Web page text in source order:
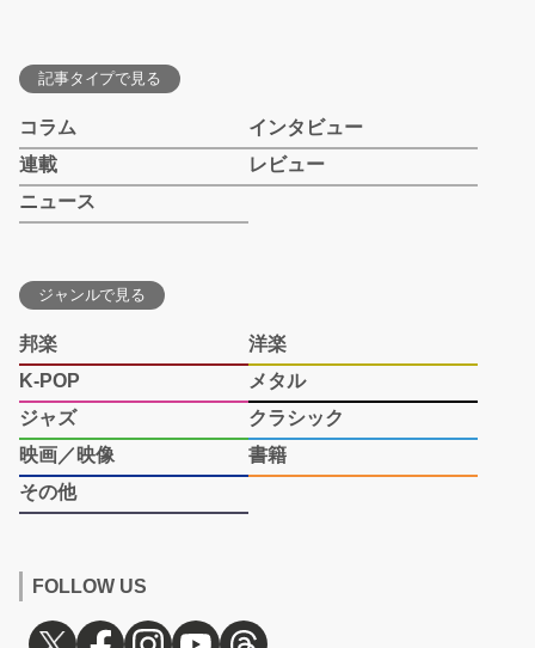
記事タイプで見る
コラム
インタビュー
連載
レビュー
ニュース
ジャンルで見る
邦楽
洋楽
K-POP
メタル
ジャズ
クラシック
映画／映像
書籍
その他
FOLLOW US